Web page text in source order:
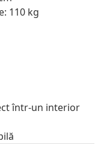
110 kg
într-un interior